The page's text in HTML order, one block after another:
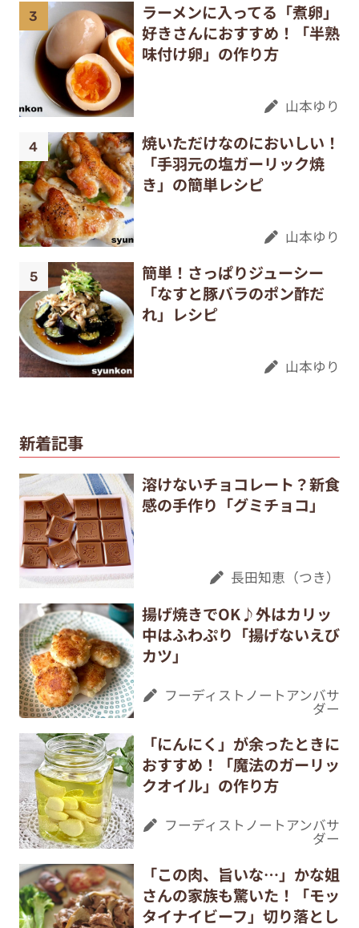
ラーメンに入ってる「煮卵」
好きさんにおすすめ！「半熟
味付け卵」の作り方
山本ゆり
焼いただけなのにおいしい！
「手羽元の塩ガーリック焼
き」の簡単レシピ
山本ゆり
簡単！さっぱりジューシー
「なすと豚バラのポン酢だ
れ」レシピ
山本ゆり
新着記事
溶けないチョコレート？新食
感の手作り「グミチョコ」
長田知恵（つき）
揚げ焼きでOK♪外はカリッ
中はふわぷり「揚げないえび
カツ」
フーディストノートアンバサ
ダー
「にんにく」が余ったときに
おすすめ！「魔法のガーリッ
クオイル」の作り方
フーディストノートアンバサ
ダー
「この肉、旨いな…」かな姐
さんの家族も驚いた！「モッ
タイナイビーフ」切り落とし